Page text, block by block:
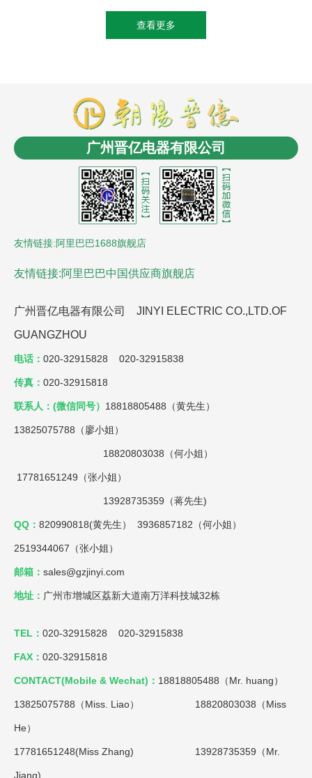
查看更多
商盟成员：云南LED 消防工程安装 商业电子秤
电缆桥架 无人机信号干扰屏蔽反制 沈阳油浸式变压
器 控制电缆 沈阳风机盘管 LCR数字电桥 贵州led显
氮化铝陶瓷基板
广州晋亿电器有限公司
友情链接:阿里巴巴1688旗舰店
友情链接:阿里巴巴中国供应商旗舰店
广州晋亿电器有限公司 JINYI ELECTRIC CO.,LTD.OF
GUANGZHOU
电话： 020-32915828 020-32915838
传真： 020-32915818
联系人：(微信同号） 18818805488（黄先生）
13825075788（廖小姐）
18820803038（何小姐）
17781651249（张小姐）
13928735359（蒋先生)
QQ： 820990818(黄先生） 3936857182（何小姐）
2519344067（张小姐）
邮箱： sales@gzjinyi.com
地址： 广州市增城区荔新大道南万洋科技城32栋
TEL： 020-32915828 020-32915838
FAX： 020-32915818
CONTACT(Mobile & Wechat)： 18818805488（Mr. huang）
13825075788（Miss. Liao） 18820803038（Miss
He）
17781651248(Miss Zhang) 13928735359（Mr.
Jiang)